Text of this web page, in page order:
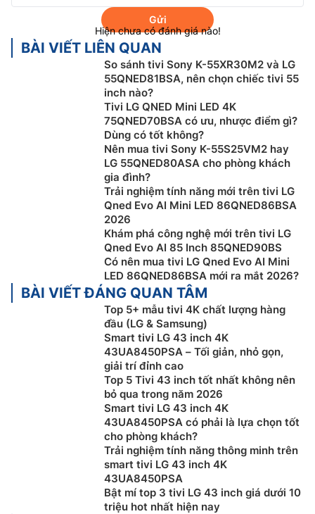
Hệ điều hành webOS 25
Tivi LG 43 Inch 4K 43UA8450PSA được cài đặt sẵn hệ
điều hành webOS 25 tích hợp kho ứng dụng giải trí và
đa dạng các tiện ích đi kèm. LG còn cam kết duy trì
nâng cấp hệ điều hành cho sản phẩm trong 5 năm liên
tiếp để các tính năng, công nghệ mới được tiếp cận
Hệ điều hành webOS 25 của LG cũng được tích hợp AI
để cá nhân hóa không gian giải trí của người dùng. Trợ
lý ảo AI Chatbot sẽ giúp người dùng ở mọi độ tuổi sử
dụng tivi dễ dàng hơn. Ngoài điều khiển đi kèm, người
dùng còn có thể kết nối điện thoại với tivi và điều
khiển tiện lợi qua ứng dụng LG ThinQ.
Công nghệ hình ảnh trên tivi LG 4K
43UA8450PSA
Gửi
Hiện chưa có đánh giá nào!
BÀI VIẾT LIÊN QUAN
So sánh tivi Sony K-55XR30M2 và LG
55QNED81BSA, nên chọn chiếc tivi 55
inch nào?
Tivi LG QNED Mini LED 4K
75QNED70BSA có ưu, nhược điểm gì?
Dùng có tốt không?
Nên mua tivi Sony K-55S25VM2 hay
LG 55QNED80ASA cho phòng khách
gia đình?
Trải nghiệm tính năng mới trên tivi LG
Qned Evo AI Mini LED 86QNED86BSA
2026
Khám phá công nghệ mới trên tivi LG
Qned Evo AI 85 Inch 85QNED90BS
Có nên mua tivi LG Qned Evo AI Mini
LED 86QNED86BSA mới ra mắt 2026?
BÀI VIẾT ĐÁNG QUAN TÂM
Top 5+ mẫu tivi 4K chất lượng hàng
đầu (LG & Samsung)
Smart tivi LG 43 inch 4K
43UA8450PSA – Tối giản, nhỏ gọn,
giải trí đỉnh cao
Top 5 Tivi 43 inch tốt nhất không nên
bỏ qua trong năm 2026
Smart tivi LG 43 inch 4K
43UA8450PSA có phải là lựa chọn tốt
cho phòng khách?
Trải nghiệm tính năng thông minh trên
smart tivi LG 43 inch 4K
43UA8450PSA
Bật mí top 3 tivi LG 43 inch giá dưới 10
triệu hot nhất hiện nay